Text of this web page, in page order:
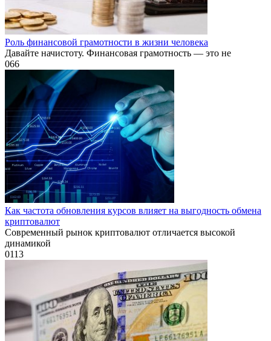
Роль финансовой грамотности в жизни человека
Давайте начистоту. Финансовая грамотность — это не
066
Как частота обновления курсов влияет на выгодность обмена
криптовалют
Современный рынок криптовалют отличается высокой
динамикой
0113